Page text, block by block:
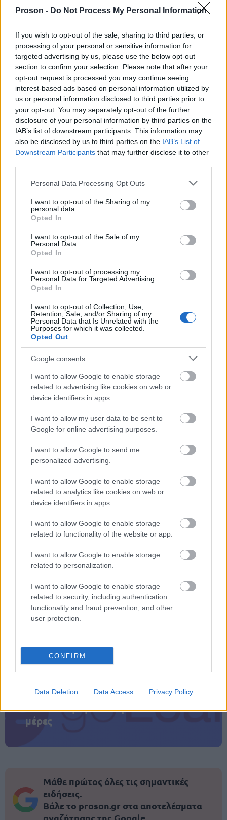
Proson - Do Not Process My Personal Information
If you wish to opt-out of the sale, sharing to third parties, or
processing of your personal or sensitive information for
targeted advertising by us, please use the below opt-out
section to confirm your selection. Please note that after your
opt-out request is processed you may continue seeing
interest-based ads based on personal information utilized by
us or personal information disclosed to third parties prior to
your opt-out. You may separately opt-out of the further
disclosure of your personal information by third parties on the
IAB’s list of downstream participants. This information may
also be disclosed by us to third parties on the IAB’s List of
Downstream Participants that may further disclose it to other
Please note that this website/app uses one or more Google
not limited to your visit or usage behaviour. You may click to
grant or deny consent to Google and its third-party tags to
use your data for below specified purposes in below Google
consent section.
Personal Data Processing Opt Outs
I want to opt-out of the Sharing of my
personal data.
Opted In
I want to opt-out of the Sale of my
Personal Data.
Opted In
I want to opt-out of processing my
Personal Data for Targeted Advertising.
Opted In
I want to opt-out of Collection, Use,
Retention, Sale, and/or Sharing of my
Personal Data that Is Unrelated with the
Purposes for which it was collected.
Opted Out
Google consents
I want to allow Google to enable storage
related to advertising like cookies on web or
device identifiers in apps.
I want to allow my user data to be sent to
Google for online advertising purposes.
I want to allow Google to send me
personalized advertising.
I want to allow Google to enable storage
related to analytics like cookies on web or
device identifiers in apps.
I want to allow Google to enable storage
related to functionality of the website or app.
I want to allow Google to enable storage
related to personalization.
I want to allow Google to enable storage
related to security, including authentication
functionality and fraud prevention, and other
user protection.
CONFIRM
Data Deletion Data Access Privacy Policy
θυμάτων
Αντιρρήσεις στη στάση του Ελληνικού Δημοσίου
έχουν εκφράσει και συνήγοροι οικογενειών
θυμάτων.
Ζωή Κωνσταντοπούλουέκανε λόγο για
«αποσπασματική» παρέμβαση, επισημαίνοντας ότι
το Δημόσιο στρέφεται μόνο κατά τεσσάρων από
τους συνολικά36 κατηγορούμενους.
Όπως ανέφερε, υπάρχει προσπάθεια να
περιοριστούν οι ευθύνες σε συγκεκριμένα
διοικητικά στελέχη.
Οι επόμενες συνεδριάσεις της δίκης
ότι η δίκη θα συνεχιστεί στις εξής ημερομηνίες:
2 και 3 Ιουνίου
9 και 10 Ιουνίου
23 και 24 Ιουνίου
30 Ιουνίου
1 Ιουλίου
Η τραγωδία σταΤέμπη , με τη σύγκρουση των δύο
τρένων που στοίχισε τη ζωή σε
σιδηροδρομικές καταστροφές στην ιστορία της
εξέλιξη της δικαστικής διαδικασίας.
ΑΣΕΠ: Πιστοποίηση Αγγλικών σε
μόνο 2 ημέρες στα χέρια σας
ΑΣΕΠ: Εξ αποστάσεως η πιο Εύκολη
Πιστοποίηση Υπολογιστών σε 2
μέρες
Μάθε πρώτος όλες τις σημαντικές
ειδήσεις.
Βάλε το proson.gr στα αποτελέσματα